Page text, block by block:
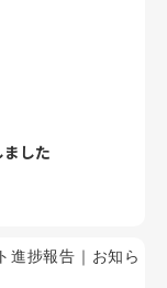
した